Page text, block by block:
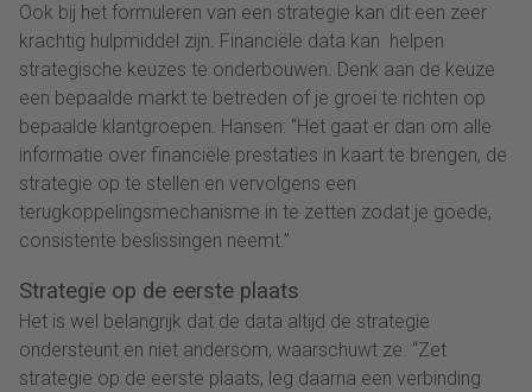
Ook bij het formuleren van een strategie kan dit een zeer
krachtig hulpmiddel zijn. Financiële data kan helpen
strategische keuzes te onderbouwen. Denk aan de keuze
een bepaalde markt te betreden of je groei te richten op
bepaalde klantgroepen. Hansen: “Het gaat er dan om alle
informatie over financiële prestaties in kaart te brengen, de
strategie op te stellen en vervolgens een
terugkoppelingsmechanisme in te zetten zodat je goede,
consistente beslissingen neemt.”
Strategie op de eerste plaats
Het is wel belangrijk dat de data altijd de strategie
ondersteunt en niet andersom, waarschuwt ze. “Zet
strategie op de eerste plaats, leg daarna een verbinding